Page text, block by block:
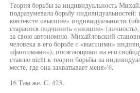
Теория борьбы за индивидуальность
подразумевала борьбу
контексте «высшие» индивидуальности
стараются подчинить «низшие»
за свою автономию. Михайловский
человека в его борьбе с «высшими»
«фантомами»), посягающими на его
ставлю nicht к теории борьбы за
месте, где она захватывает меня»'6.
16 Там же. С. 423.